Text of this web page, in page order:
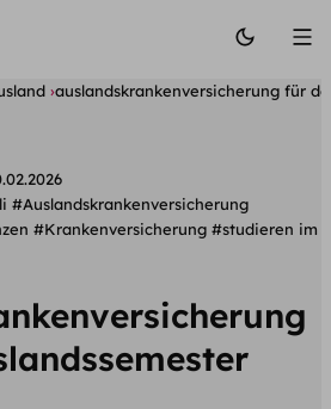
auslandskrankenversicherung für
#Auslandskrankenversicherung
#Krankenversicherung #studieren im